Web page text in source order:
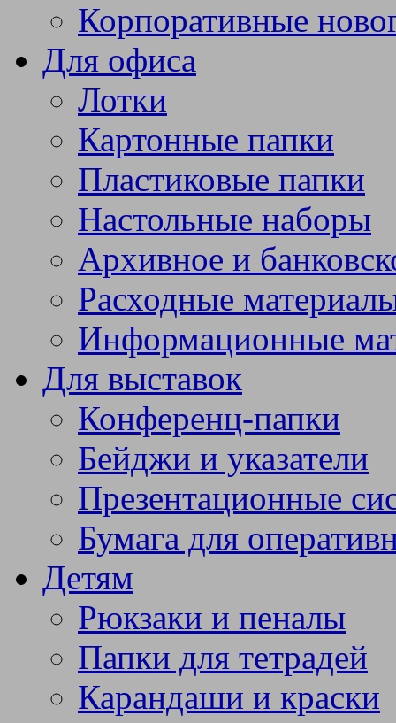
Корпоративные
Для офиса
Лотки
Картонные папки
Пластиковые папки
Настольные наборы
Архивное и
Расходные
Информационные
Для выставок
Конференц-папки
Бейджи и указатели
Презентационные
Бумага для
Детям
Рюкзаки и пеналы
Папки для тетрадей
Карандаши и краски